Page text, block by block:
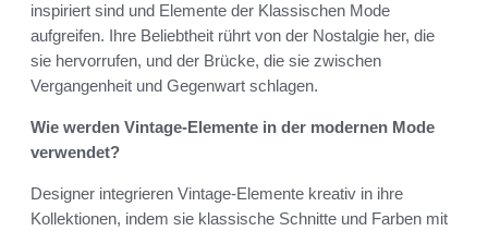
inspiriert sind und Elemente der Klassischen Mode
aufgreifen. Ihre Beliebtheit rührt von der Nostalgie her, die
sie hervorrufen, und der Brücke, die sie zwischen
Vergangenheit und Gegenwart schlagen.
Wie werden Vintage-Elemente in der modernen Mode
verwendet?
Designer integrieren Vintage-Elemente kreativ in ihre
Kollektionen, indem sie klassische Schnitte und Farben mit